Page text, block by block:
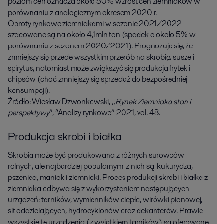
porównaniu z analogicznym okresem 2020 r.
Obroty rynkowe ziemniakami w sezonie 2021/2022
szacowane są na około 4,1mln ton (spadek o około 5% w
porównaniu z sezonem 2020/2021). Prognozuje się, że
zmniejszy się przede wszystkim przerób na skrobię, susze i
spirytus, natomiast może zwiększyć się produkcja frytek i
chipsów (choć zmniejszy się sprzedaż do bezpośredniej
konsumpcji).
Źródło: Wiesław Dzwonkowski, „Rynek Ziemniaka stan i
perspektywy”, “Analizy rynkowe” 2021, vol. 48.
Produkcja skrobi i białka
Skrobia może być produkowana z różnych surowców
rolnych, ale najbardziej popularnymi z nich są: kukurydza,
pszenica, maniok i ziemniaki. Proces produkcji skrobi i białka z
ziemniaka odbywa się z wykorzystaniem następujących
urządzeń: tarników, wymienników ciepła, wirówki pionowej,
sit oddzielających, hydrocyklonów oraz dekanterów. Prawie